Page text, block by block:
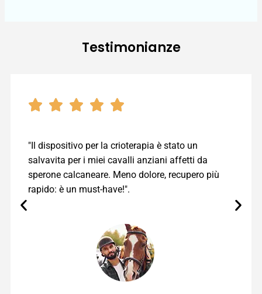
Testimonianze
"Il dispositivo per la crioterapia è stato un
salvavita per i miei cavalli anziani affetti da
sperone calcaneare. Meno dolore, recupero più
rapido: è un must-have!".